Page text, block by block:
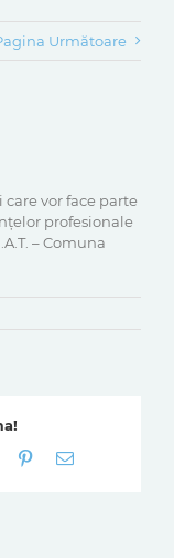
Următoare
vor face parte
profesionale
– Comuna
Tumblr Pinterest
E-